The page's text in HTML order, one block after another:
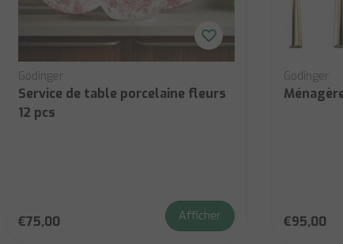
Godinger
Service de table porcelaine fleurs
12 pcs
€75,00 Afficher
Godinger
€95,00